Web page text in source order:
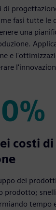
di
fasi tutte le
una
e
costi di
dei
prodotto;
tempo